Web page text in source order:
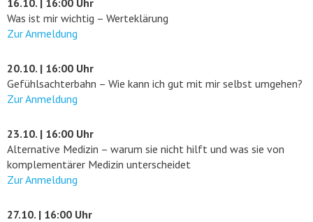
16.10. | 16:00 Uhr
Was ist mir wichtig – Werteklärung
Zur Anmeldung
20.10. | 16:00 Uhr
Gefühlsachterbahn – Wie kann ich gut mit mir selbst umgehen?
Zur Anmeldung
23.10. | 16:00 Uhr
Alternative Medizin – warum sie nicht hilft und was sie von
komplementärer Medizin unterscheidet
Zur Anmeldung
27.10. | 16:00 Uhr